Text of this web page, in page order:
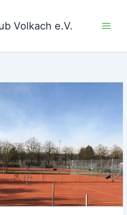
Volkach e.V.